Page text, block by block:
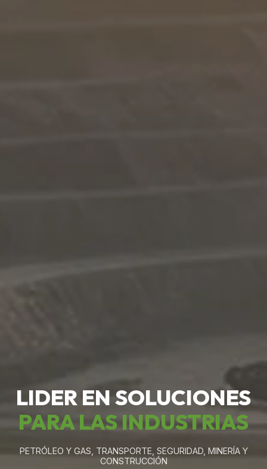
LIDER EN SOLUCIONES
PARA LAS INDUSTRIAS
PETRÓLEO Y GAS, TRANSPORTE, SEGURIDAD, MINERÍA Y
CONSTRUCCIÓN